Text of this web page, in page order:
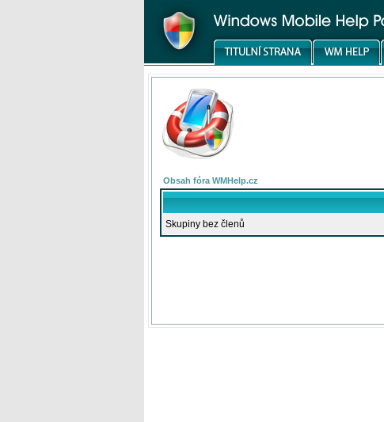
Obsah fóra WMHelp.cz
Skupiny bez členů